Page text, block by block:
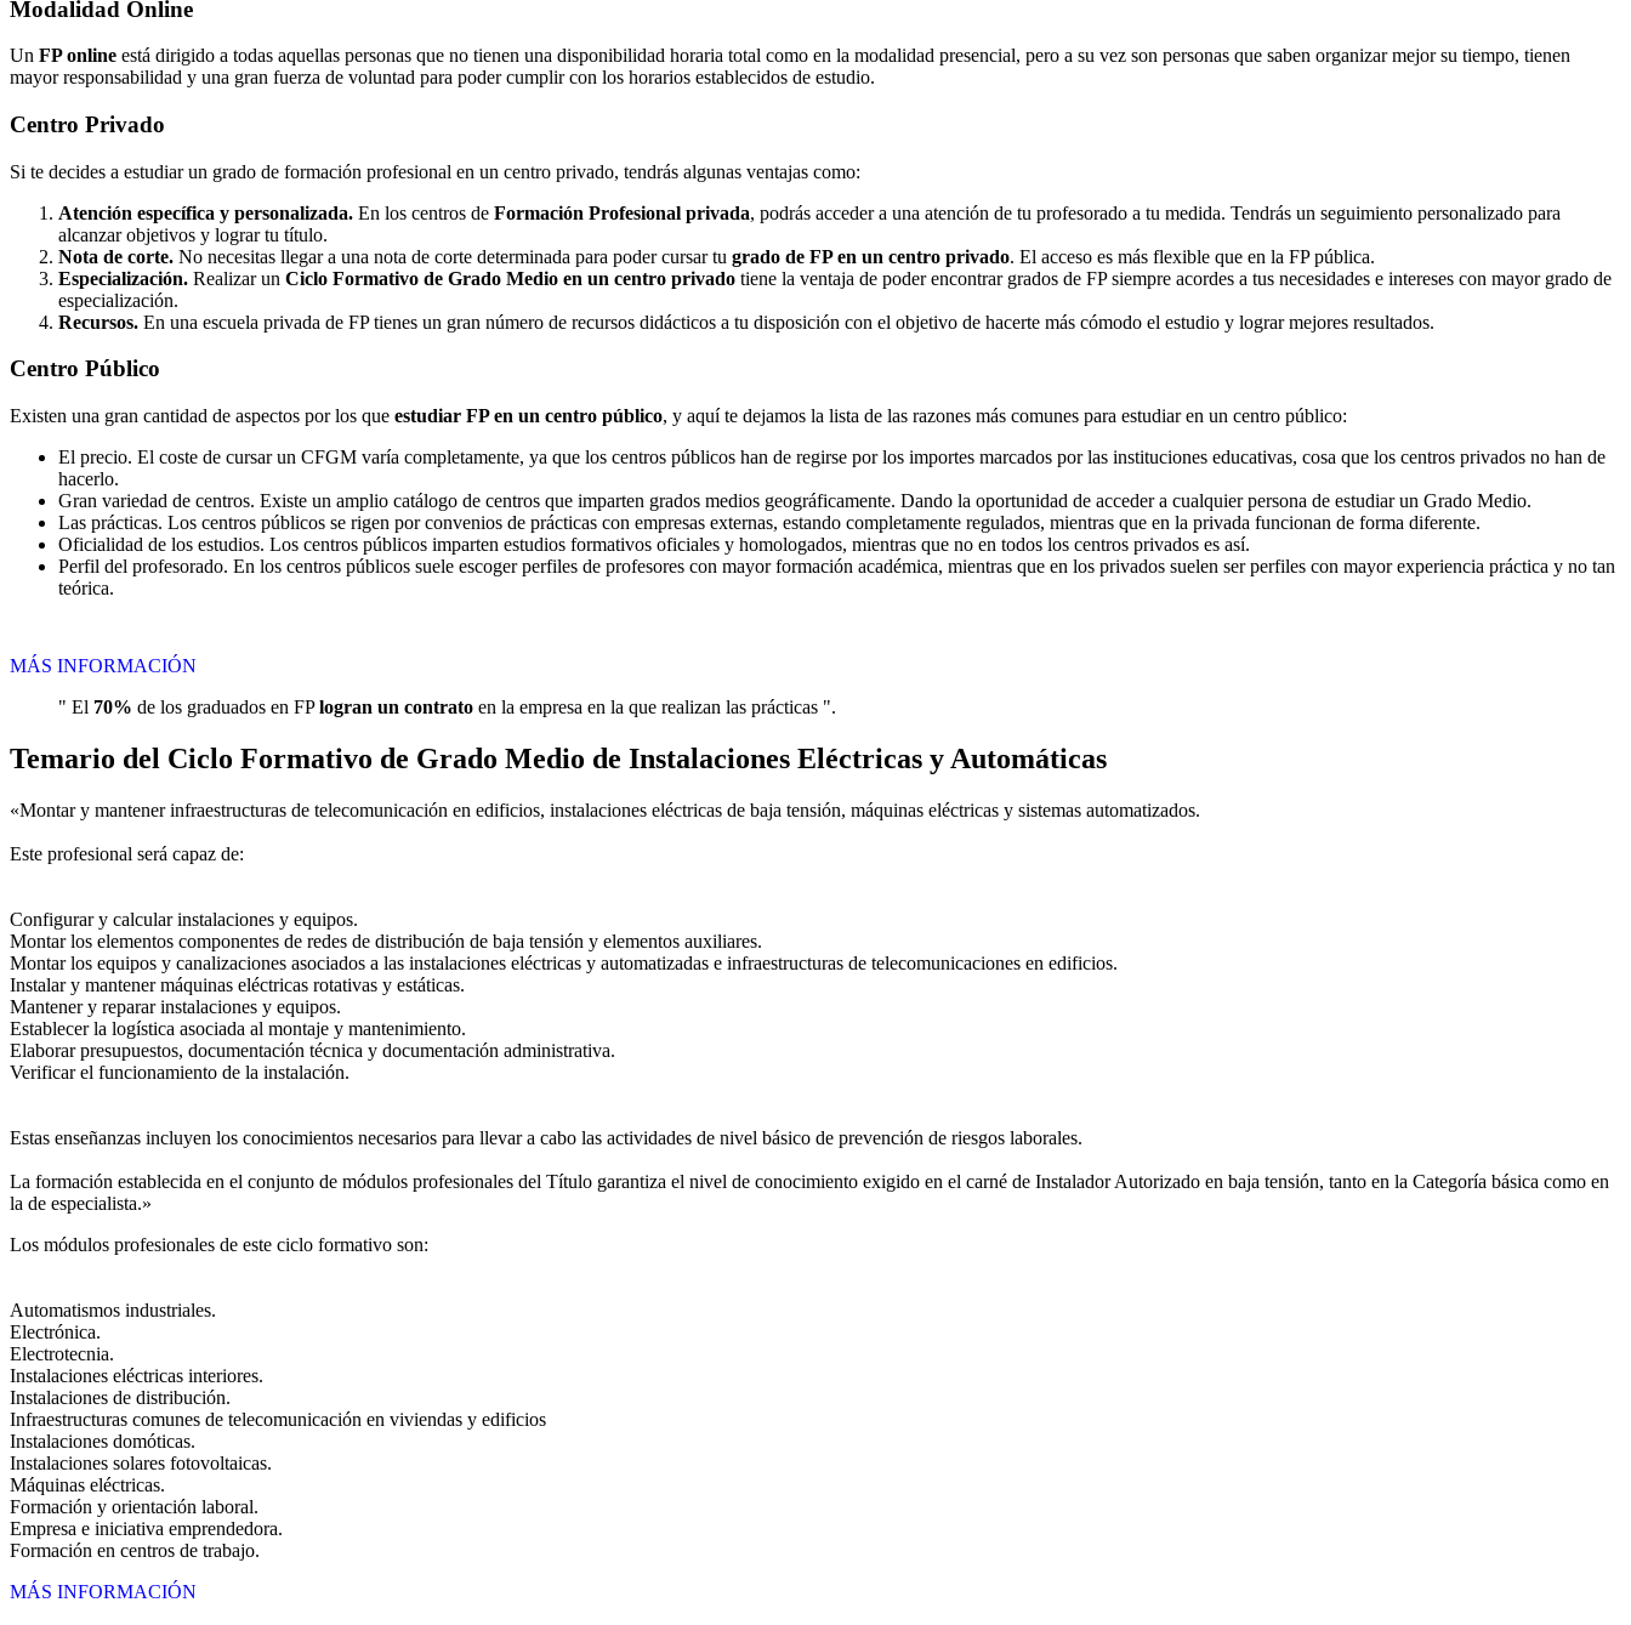
Modalidad Online
Un FP online está dirigido a todas aquellas personas que no tienen una disponibilidad horaria total como en la modalidad presencial, pero a su vez son personas que saben organizar mejor su tiempo, tienen
mayor responsabilidad y una gran fuerza de voluntad para poder cumplir con los horarios establecidos de estudio.
Centro Privado
Si te decides a estudiar un grado de formación profesional en un centro privado, tendrás algunas ventajas como:
Atención específica y personalizada. En los centros de Formación Profesional privada, podrás acceder a una atención de tu profesorado a tu medida. Tendrás un seguimiento personalizado para
alcanzar objetivos y lograr tu título.
Nota de corte. No necesitas llegar a una nota de corte determinada para poder cursar tu grado de FP en un centro privado. El acceso es más flexible que en la FP pública.
Especialización. Realizar un Ciclo Formativo de Grado Medio en un centro privado tiene la ventaja de poder encontrar grados de FP siempre acordes a tus necesidades e intereses con mayor grado de
especialización.
Recursos. En una escuela privada de FP tienes un gran número de recursos didácticos a tu disposición con el objetivo de hacerte más cómodo el estudio y lograr mejores resultados.
Centro Público
Existen una gran cantidad de aspectos por los que estudiar FP en un centro público, y aquí te dejamos la lista de las razones más comunes para estudiar en un centro público:
El precio. El coste de cursar un CFGM varía completamente, ya que los centros públicos han de regirse por los importes marcados por las instituciones educativas, cosa que los centros privados no han de
hacerlo.
Gran variedad de centros. Existe un amplio catálogo de centros que imparten grados medios geográficamente. Dando la oportunidad de acceder a cualquier persona de estudiar un Grado Medio.
Las prácticas. Los centros públicos se rigen por convenios de prácticas con empresas externas, estando completamente regulados, mientras que en la privada funcionan de forma diferente.
Oficialidad de los estudios. Los centros públicos imparten estudios formativos oficiales y homologados, mientras que no en todos los centros privados es así.
Perfil del profesorado. En los centros públicos suele escoger perfiles de profesores con mayor formación académica, mientras que en los privados suelen ser perfiles con mayor experiencia práctica y no tan
teórica.
MÁS INFORMACIÓN
" El 70% de los graduados en FPlogran un contrato en la empresa en la que realizan las prácticas ".
Temario del Ciclo Formativo de Grado Medio de Instalaciones Eléctricas y Automáticas
«Montar y mantener infraestructuras de telecomunicación en edificios, instalaciones eléctricas de baja tensión, máquinas eléctricas y sistemas automatizados.
Este profesional será capaz de:
Configurar y calcular instalaciones y equipos.
Montar los elementos componentes de redes de distribución de baja tensión y elementos auxiliares.
Montar los equipos y canalizaciones asociados a las instalaciones eléctricas y automatizadas e infraestructuras de telecomunicaciones en edificios.
Instalar y mantener máquinas eléctricas rotativas y estáticas.
Mantener y reparar instalaciones y equipos.
Establecer la logística asociada al montaje y mantenimiento.
Elaborar presupuestos, documentación técnica y documentación administrativa.
Verificar el funcionamiento de la instalación.
Estas enseñanzas incluyen los conocimientos necesarios para llevar a cabo las actividades de nivel básico de prevención de riesgos laborales.
La formación establecida en el conjunto de módulos profesionales del Título garantiza el nivel de conocimiento exigido en el carné de Instalador Autorizado en baja tensión, tanto en la Categoría básica como en
la de especialista.»
Los módulos profesionales de este ciclo formativo son:
Automatismos industriales.
Electrónica.
Electrotecnia.
Instalaciones eléctricas interiores.
Instalaciones de distribución.
Infraestructuras comunes de telecomunicación en viviendas y edificios
Instalaciones domóticas.
Instalaciones solares fotovoltaicas.
Máquinas eléctricas.
Formación y orientación laboral.
Empresa e iniciativa emprendedora.
Formación en centros de trabajo.
MÁS INFORMACIÓN